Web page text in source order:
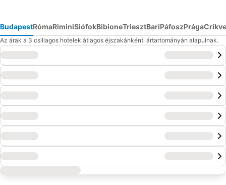
BudapestRómaRiminiSiófokBibioneTriesztBariPáfoszPrága
Az árak a 3 csillagos hotelek átlagos éjszakánkénti ártartományán alapulnak.